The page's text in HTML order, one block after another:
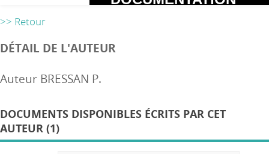
>> Retour
DÉTAIL DE L'AUTEUR
Auteur BRESSAN P.
DOCUMENTS DISPONIBLES ÉCRITS PAR CET
AUTEUR (1)